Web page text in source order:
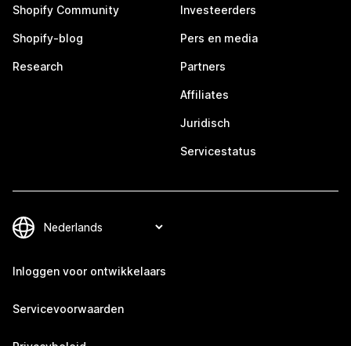
Shopify Community
Shopify-blog
Research
Investeerders
Pers en media
Partners
Affiliates
Juridisch
Servicestatus
Inloggen voor ontwikkelaars
Servicevoorwaarden